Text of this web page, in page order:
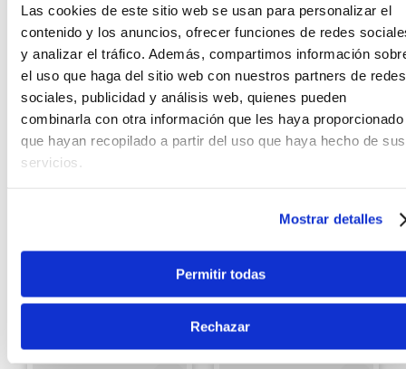
Las cookies de este sitio web se usan para personalizar el
contenido y los anuncios, ofrecer funciones de redes
y analizar el tráfico. Además, compartimos información
el uso que haga del sitio web con nuestros partners de redes
sociales, publicidad y análisis web, quienes pueden
combinarla con otra información que les haya proporcionado
que hayan recopilado a partir del uso que haya hecho de sus
servicios.
Mostrar detalles
Permitir todas
Rechazar
Vizcaya
17% S/ 215.00
00
Freeman FRA95NCET -
cuerdas nylon - color
10%
S/ 413.00